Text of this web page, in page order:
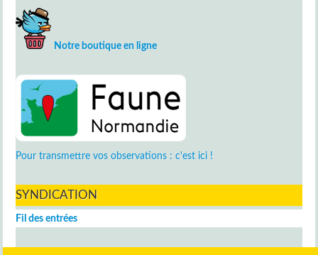
Notre boutique en ligne
Pour transmettre vos observations : c'est ici !
SYNDICATION
Fil des entrées